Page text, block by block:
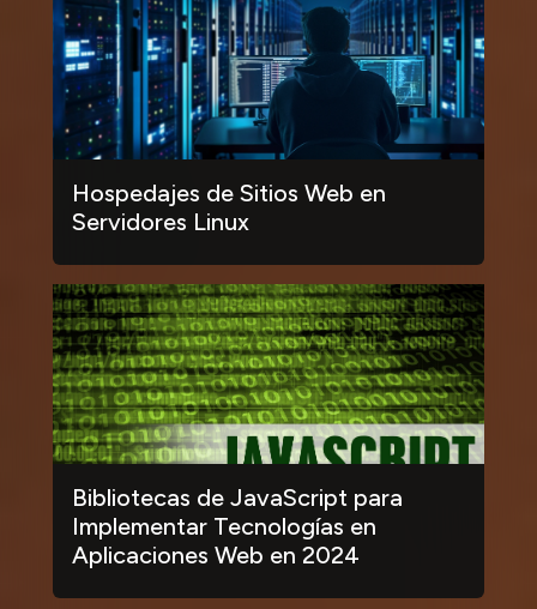
Hospedajes de Sitios Web en
Servidores Linux
Bibliotecas de JavaScript para
Implementar Tecnologías en
Aplicaciones Web en 2024